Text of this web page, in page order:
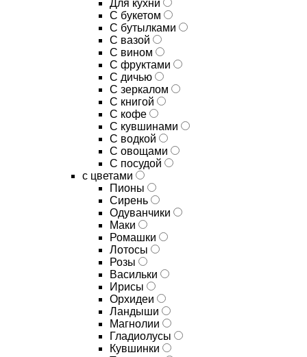
Для кухни
C букетом
C бутылками
C вазой
C вином
C фруктами
C дичью
C зеркалом
C книгой
C кофе
C кувшинами
C водкой
C овощами
C посудой
с цветами
Пионы
Сирень
Одуванчики
Маки
Ромашки
Лотосы
Розы
Васильки
Ирисы
Орхидеи
Ландыши
Магнолии
Гладиолусы
Кувшинки